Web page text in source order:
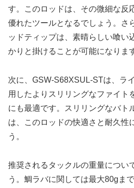
す。このロッドは、その微細な反
優れたツールとなるでしょう。さ
ッドティップは、素晴らしい喰い
かりと掛けることが可能になりま
次に、GSW-S68XSUL-STは、ラ
用したよりスリリングなファイト
にも最適です。スリリングなバト
は、このロッドの快適さと耐久性
う。
推奨されるタックルの重量につい
う。鯛ラバに関しては最大80gま